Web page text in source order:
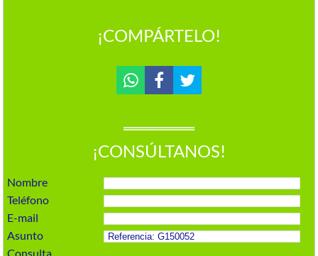
¡COMPÁRTELO!
¡CONSÚLTANOS!
Nombre
Teléfono
E-mail
Asunto
Consulta